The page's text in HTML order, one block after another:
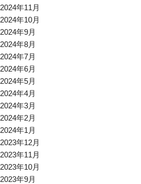
2024年11月
2024年10月
2024年9月
2024年8月
2024年7月
2024年6月
2024年5月
2024年4月
2024年3月
2024年2月
2024年1月
2023年12月
2023年11月
2023年10月
2023年9月